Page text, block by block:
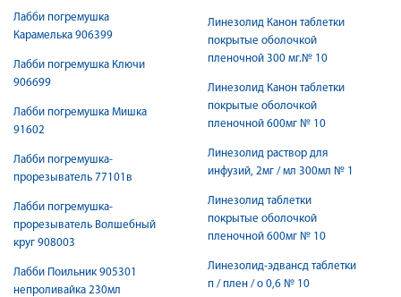
Лабби погремушка
Карамелька 906399
Лабби погремушка Ключи
906699
Лабби погремушка Мишка
91602
Лабби погремушка-
прорезыватель 77101в
Лабби погремушка-
прорезыватель Волшебный
круг 908003
Лабби Поильник 905301
непроливайка 230мл
Линезолид Канон таблетки
покрытые оболочкой
пленочной 300 мг.№ 10
Линезолид Канон таблетки
покрытые оболочкой
пленочной 600мг № 10
Линезолид раствор для
инфузий, 2мг / мл 300мл № 1
Линезолид таблетки
покрытые оболочкой
пленочной 600мг № 10
Линезолид-эдвансд таблетки
п / плен / о 0,6 № 10